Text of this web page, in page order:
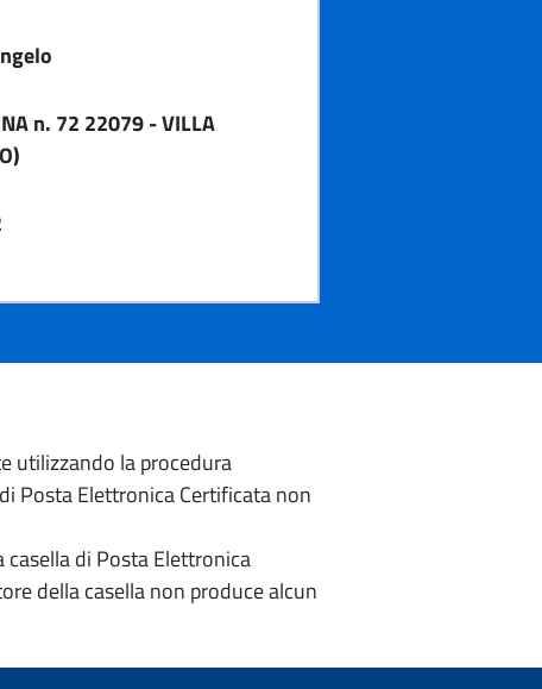
n. 72 22079 - VILLA
utilizzando la procedura
Posta Elettronica Certificata non
di Posta Elettronica
della casella non produce alcun